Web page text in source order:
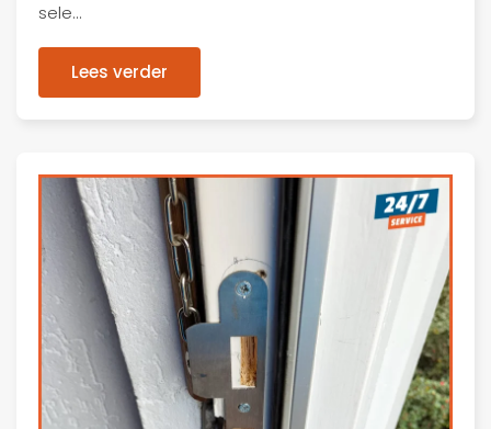
sele…
Lees verder